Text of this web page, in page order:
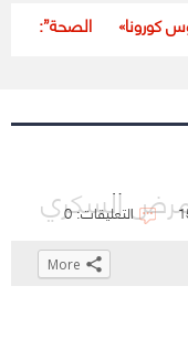
“الصحة”: تسجيل 531 حالة إصابة بكورونا خلال الـ24 ساعة الماضية
التعليقات: 0
Click
More